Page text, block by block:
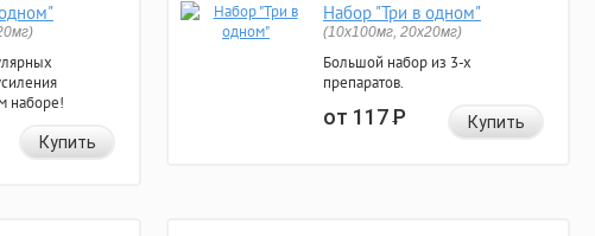
наборе!
Купить
Набор "Три в одном"
(10x100мг, 20x20мг)
Большой набор из 3-х
препаратов.
от 117Р Купить